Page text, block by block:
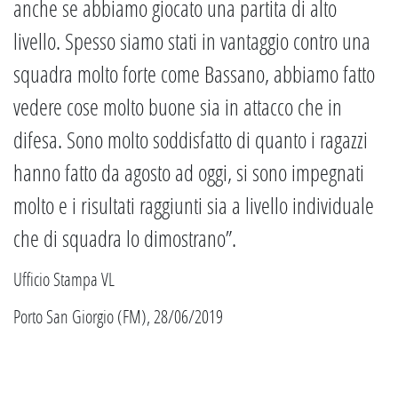
anche se abbiamo giocato una partita di alto
livello. Spesso siamo stati in vantaggio contro una
squadra molto forte come Bassano, abbiamo fatto
vedere cose molto buone sia in attacco che in
difesa. Sono molto soddisfatto di quanto i ragazzi
hanno fatto da agosto ad oggi, si sono impegnati
molto e i risultati raggiunti sia a livello individuale
che di squadra lo dimostrano”.
Ufficio Stampa VL
Porto San Giorgio (FM), 28/06/2019